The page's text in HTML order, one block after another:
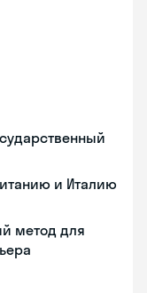
и Италию
метод для